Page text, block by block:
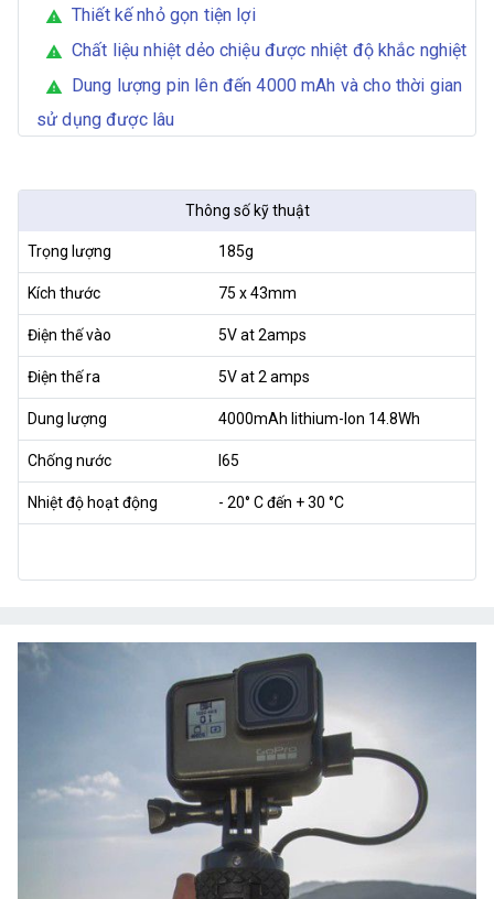
warning Thiết kế nhỏ gọn tiện lợi
warning Chất liệu nhiệt dẻo chiệu được nhiệt độ khắc nghiệt
warning
Dung lượng pin lên đến 4000 mAh và cho thời gian
sử dụng được lâu
Thông số kỹ thuật
Trọng lượng 185g
Kích thước 75 x 43mm
Điện thế vào 5V at 2amps
Điện thế ra 5V at 2 amps
Dung lượng 4000mAh lithium-Ion 14.8Wh
Chống nước I65
Nhiệt độ hoạt động - 20° C đến + 30 °C